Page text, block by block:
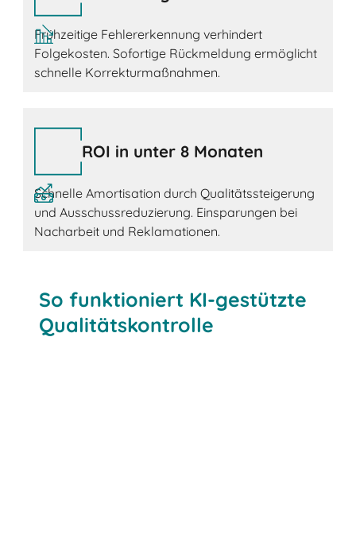
Frühzeitige Fehlererkennung verhindert
Folgekosten. Sofortige Rückmeldung ermöglicht
schnelle Korrekturmaßnahmen.
ROI in unter 8 Monaten
Schnelle Amortisation durch Qualitätssteigerung
und Ausschussreduzierung. Einsparungen bei
Nacharbeit und Reklamationen.
So funktioniert KI-gestützte
Qualitätskontrolle